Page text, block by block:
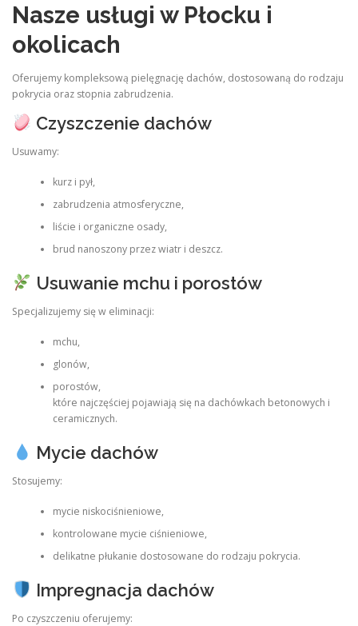
Nasze usługi w Płocku i
okolicach
Oferujemy kompleksową pielęgnację dachów, dostosowaną do rodzaju
pokrycia oraz stopnia zabrudzenia.
Czyszczenie dachów
Usuwamy:
kurz i pył,
zabrudzenia atmosferyczne,
liście i organiczne osady,
brud nanoszony przez wiatr i deszcz.
Usuwanie mchu i porostów
Specjalizujemy się w eliminacji:
mchu,
glonów,
porostów,
które najczęściej pojawiają się na dachówkach betonowych i
ceramicznych.
Mycie dachów
Stosujemy:
mycie niskociśnieniowe,
kontrolowane mycie ciśnieniowe,
delikatne płukanie dostosowane do rodzaju pokrycia.
Impregnacja dachów
Po czyszczeniu oferujemy: